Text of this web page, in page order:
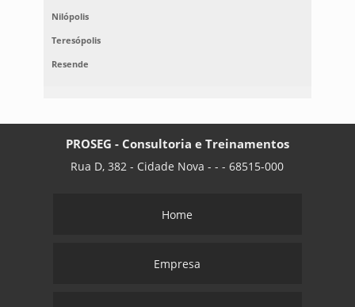
Nilópolis
Teresópolis
Resende
PROSEG - Consultoria e Treinamentos
Rua D, 382 - Cidade Nova - - - 68515-000
Home
Empresa